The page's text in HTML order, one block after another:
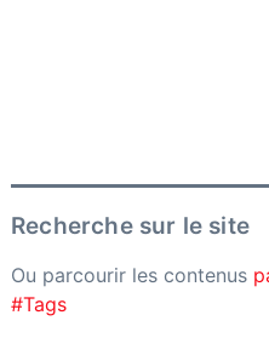
Recherche sur le site
Ou parcourir les contenus
#Tags